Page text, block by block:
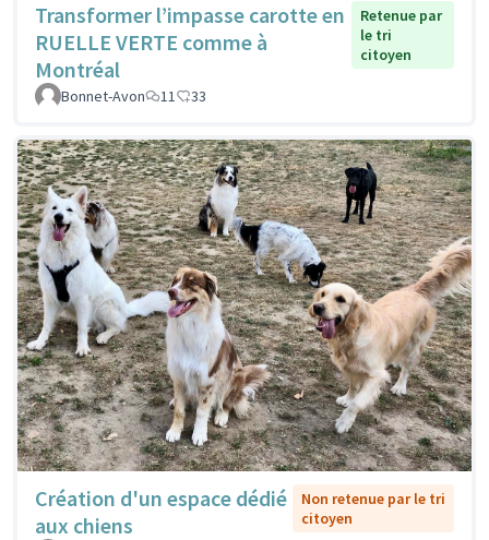
Transformer l’impasse carotte en
RUELLE VERTE comme à
Montréal
Retenue par
le tri
citoyen
Bonnet-Avon 11 33
Création d'un espace dédié
aux chiens
Non retenue par le tri
citoyen